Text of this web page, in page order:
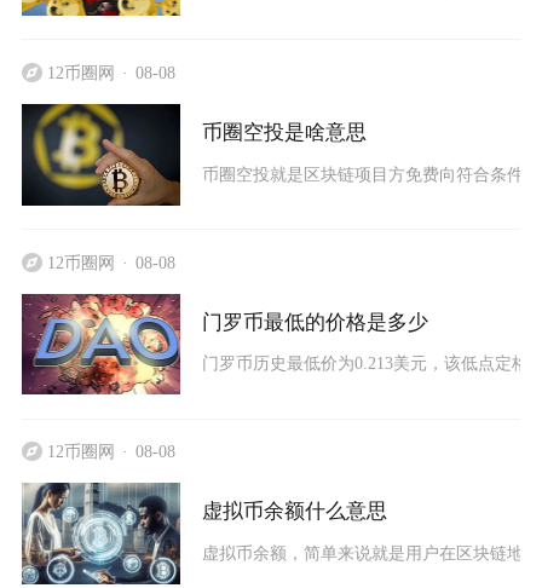
12币圈网 08-08
币圈空投是啥意思
币圈空投就是区块链项目方免费向符合条件
12币圈网 08-08
门罗币最低的价格是多少
门罗币历史最低价为0.213美元，该低点定格
12币圈网 08-08
虚拟币余额什么意思
虚拟币余额，简单来说就是用户在区块链地